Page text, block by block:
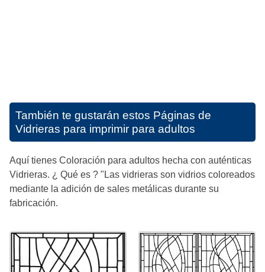
También te gustarán estos Páginas de
Vidrieras para imprimir para adultos
Aquí tienes Coloración para adultos hecha con auténticas
Vidrieras. ¿ Qué es ? "Las vidrieras son vidrios coloreados
mediante la adición de sales metálicas durante su
fabricación.